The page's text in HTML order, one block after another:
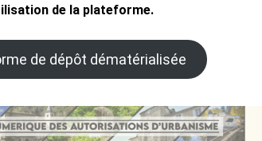
de la plateforme.
de dépôt dématérialisée